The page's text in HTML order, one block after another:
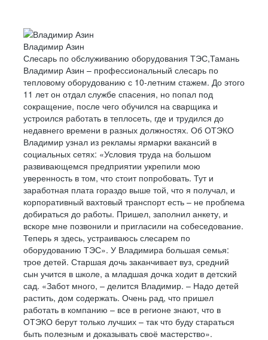
Владимир Азин
Слесарь по обслуживанию оборудования ТЭС,Тамань
Владимир Азин – профессиональный слесарь по
тепловому оборудованию с 10-летним стажем. До этого
11 лет он отдал службе спасения, но попал под
сокращение, после чего обучился на сварщика и
устроился работать в теплосеть, где и трудился до
недавнего времени в разных должностях. Об ОТЭКО
Владимир узнал из рекламы ярмарки вакансий в
социальных сетях: «Условия труда на большом
развивающемся предприятии укрепили мою
уверенность в том, что стоит попробовать. Тут и
заработная плата гораздо выше той, что я получал, и
корпоративный вахтовый транспорт есть – не проблема
добираться до работы. Пришел, заполнил анкету, и
вскоре мне позвонили и пригласили на собеседование.
Теперь я здесь, устраиваюсь слесарем по
оборудованию ТЭС». У Владимира большая семья:
трое детей. Старшая дочь заканчивает вуз, средний
сын учится в школе, а младшая дочка ходит в детский
сад. «Забот много, – делится Владимир. – Надо детей
растить, дом содержать. Очень рад, что пришел
работать в компанию – все в регионе знают, что в
ОТЭКО берут только лучших – так что буду стараться
быть полезным и доказывать своё мастерство».